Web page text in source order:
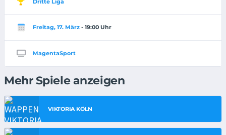
Freitag, 17. März - 19:00 Uhr
MagentaSport
Mehr Spiele anzeigen
VIKTORIA KÖLN